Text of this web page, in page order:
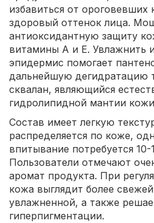
избавиться от ороговевших
здоровый оттенок лица.
антиоксидантную защиту
витамины А и Е. Увлажнить
эпидермис помогает
дальнейшую дегидратацию
сквалан, являющийся
гидролипидной мантии
Состав имеет легкую
распределяется по коже,
впитывание потребуется 10-
Пользователи отмечают
аромат продукта. При
кожа выглядит более
увлажненной, а также
гиперпигментации.